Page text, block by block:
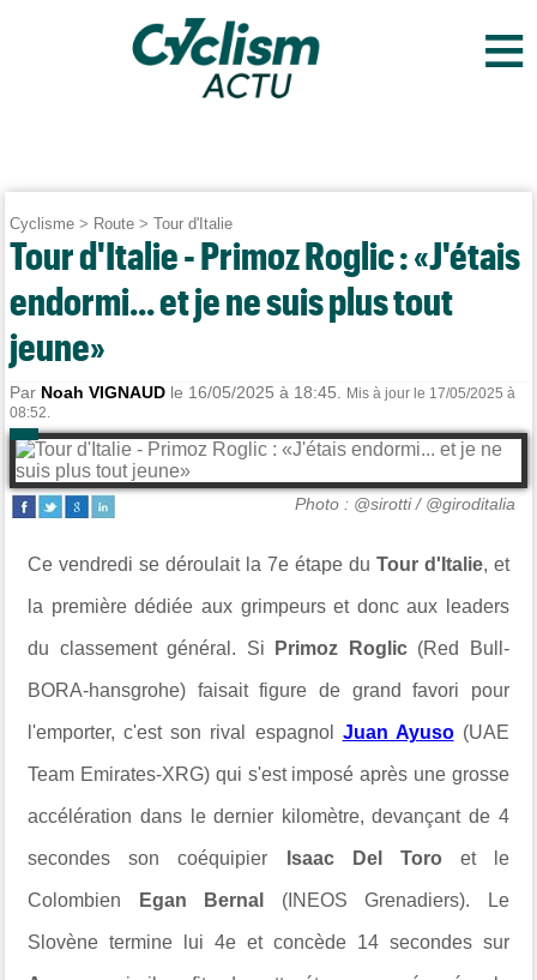
≡
Cyclisme > Route >Tour d'Italie
Tour d'Italie - Primoz Roglic : «J'étais
endormi... et je ne suis plus tout
jeune»
Par Noah VIGNAUD le 16/05/2025 à 18:45.
Mis à jour le 17/05/2025 à
08:52.
Photo : @sirotti / @giroditalia
Ce vendredi se déroulait la 7e étape du Tour d'Italie, et
la première dédiée aux grimpeurs et donc aux leaders
du classement général. Si Primoz Roglic(Red Bull-
BORA-hansgrohe) faisait figure de grand favori pour
l'emporter, c'est son rival espagnol Juan Ayuso(UAE
Team Emirates-XRG) qui s'est imposé après une grosse
accélération dans le dernier kilomètre, devançant de 4
secondes son coéquipier Isaac Del Toro et le
Colombien Egan Bernal (INEOS Grenadiers). Le
Slovène termine lui 4e et concède 14 secondes sur